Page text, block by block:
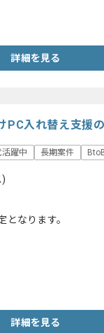
詳細を見る
PC入れ替え支援
躍中 長期案件
なります。
詳細を見る